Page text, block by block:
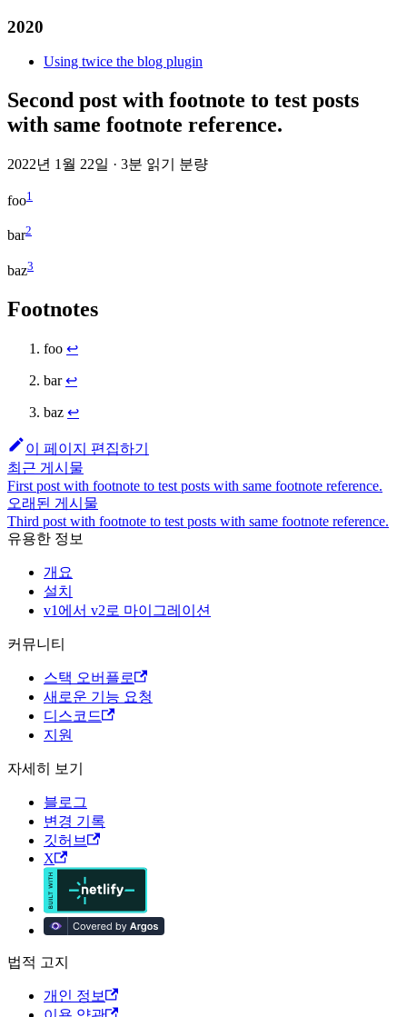
2020
Using twice the blog plugin
Second post with footnote to test posts
with same footnote reference.
2022년 1월 22일 · 3분 읽기 분량
foo1
bar2
baz3
Footnotes
foo ↩
bar↩
baz ↩
이 페이지 편집하기
최근 게시물
First post with footnote to test posts with same footnote reference.
오래된 게시물
Third post with footnote to test posts with same footnote reference.
유용한 정보
개요
설치
v1에서 v2로 마이그레이션
커뮤니티
스택 오버플로
새로운 기능 요청
디스코드
지원
자세히 보기
블로그
변경 기록
깃허브
X
법적 고지
개인 정보